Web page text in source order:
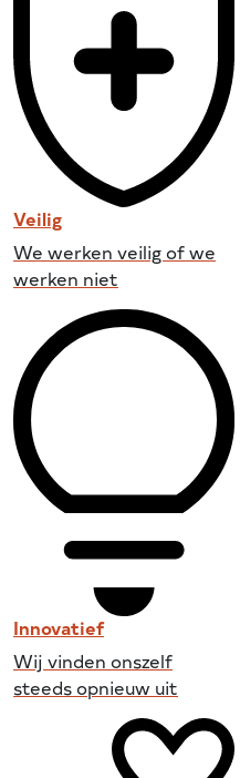
Veilig
We werken veilig of we
werken niet
Innovatief
Wij vinden onszelf
steeds opnieuw uit